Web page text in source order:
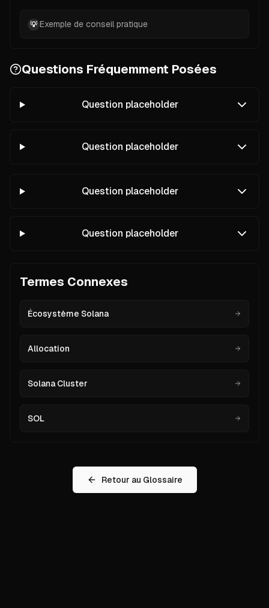
💡 Exemple de conseil pratique
Questions Fréquemment Posées
Question placeholder
Question placeholder
Question placeholder
Question placeholder
Termes Connexes
Écosystème Solana
Allocation
Solana Cluster
SOL
Retour au Glossaire